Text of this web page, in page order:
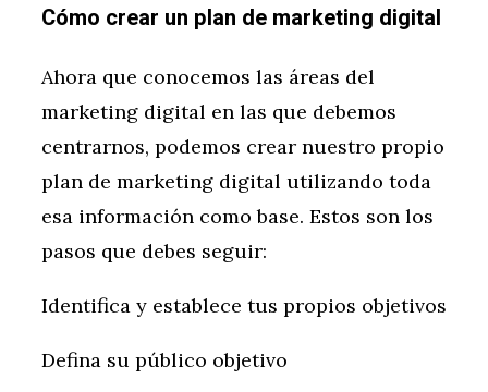
Cómo crear un plan de marketing digital
Ahora que conocemos las áreas del
marketing digital en las que debemos
centrarnos, podemos crear nuestro propio
plan de marketing digital utilizando toda
esa información como base. Estos son los
pasos que debes seguir:
Identifica y establece tus propios objetivos
Defina su público objetivo